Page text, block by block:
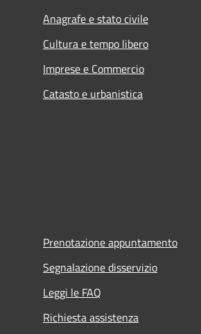
Anagrafe e stato civile
Cultura e tempo libero
Imprese e Commercio
Catasto e urbanistica
Prenotazione appuntamento
Segnalazione disservizio
Leggi le FAQ
Richiesta assistenza